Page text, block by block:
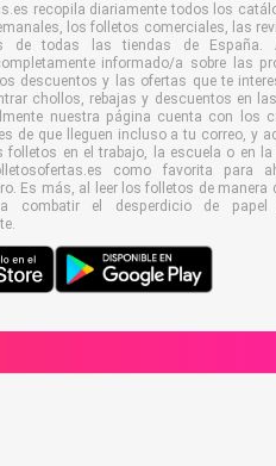
recopila diariamente todos los
los folletos comerciales, las
de todas las tiendas de España.
informado/a sobre las
descuentos y las ofertas que te
chollos, rebajas y descuentos en
nuestra página cuenta con los
de que lleguen incluso a tu correo, y
folletos en el trabajo, la escuela o en la
como favorita para
Es más, al leer los folletos de manera
a combatir el desperdicio de